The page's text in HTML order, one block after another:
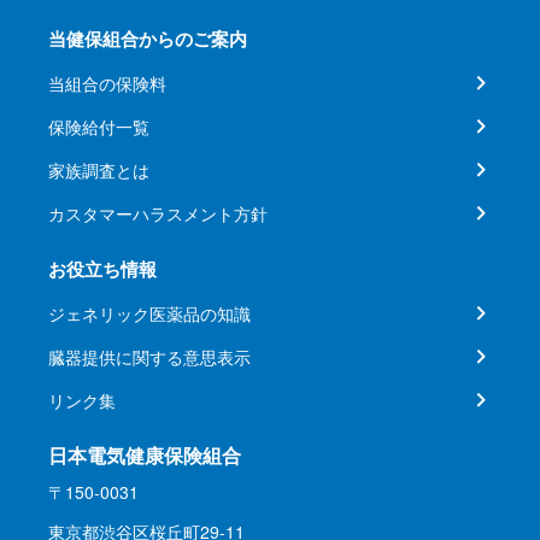
当健保組合からのご案内
当組合の保険料
保険給付一覧
家族調査とは
カスタマーハラスメント方針
お役立ち情報
ジェネリック医薬品の知識
臓器提供に関する意思表示
リンク集
日本電気健康保険組合
〒150-0031
東京都渋谷区桜丘町29-11